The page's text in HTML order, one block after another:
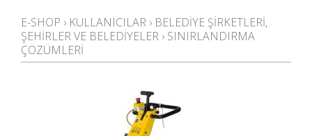
E-SHOP › KULLANICILAR › BELEDIYE ŞIRKETLERI,
ŞEHIRLER VE BELEDIYELER › SINIRLANDIRMA
ÇÖZÜMLERI